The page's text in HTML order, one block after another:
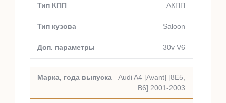
АКПП
Saloon
30v V6
Audi A4 [Avant] [8E5,
B6] 2001-2003